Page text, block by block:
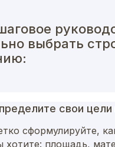
выбрать
свои
сформулируйте,
хотите: площадь,